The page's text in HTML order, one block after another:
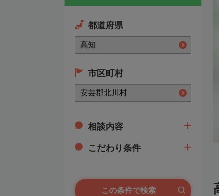
都道府県
市区町村
相談内容
こだわり条件
この条件で検索